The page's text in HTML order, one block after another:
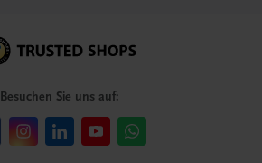
Besuchen Sie uns auf: